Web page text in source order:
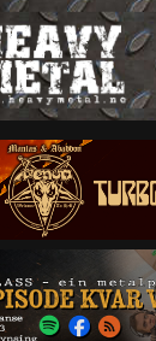
Nyheter
Omtaler
Intervjuer
Om oss
Abonner